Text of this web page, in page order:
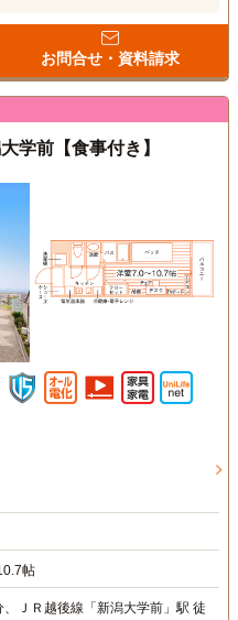
お問合せ・資料請求
学前【食事付き】
帖
ＪＲ越後線「新潟大学前」駅 徒